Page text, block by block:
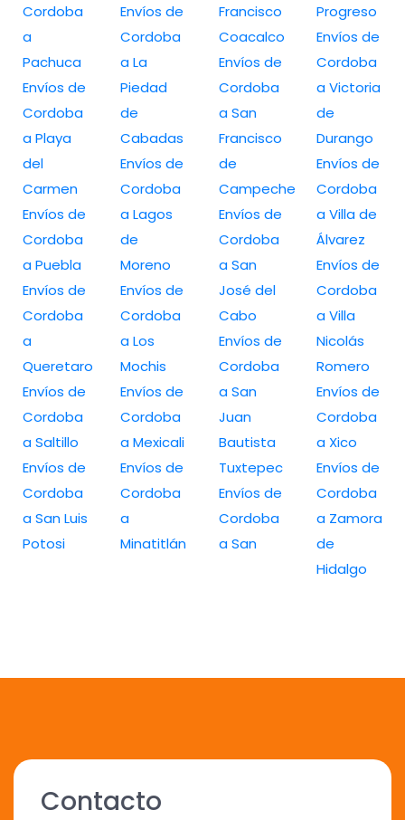
Cordoba
a
Pachuca
Envíos de
Cordoba
a Playa
del
Carmen
Envíos de
Cordoba
a Puebla
Envíos de
Cordoba
a
Queretaro
Envíos de
Cordoba
a Saltillo
Envíos de
Cordoba
a San Luis
Potosi
Envíos de
Cordoba
a La
Piedad
de
Cabadas
Envíos de
Cordoba
a Lagos
de
Moreno
Envíos de
Cordoba
a Los
Mochis
Envíos de
Cordoba
a Mexicali
Envíos de
Cordoba
a
Minatitlán
Francisco
Coacalco
Envíos de
Cordoba
a San
Francisco
de
Campeche
Envíos de
Cordoba
a San
José del
Cabo
Envíos de
Cordoba
a San
Juan
Bautista
Tuxtepec
Envíos de
Cordoba
a San
Progreso
Envíos de
Cordoba
a Victoria
de
Durango
Envíos de
Cordoba
a Villa de
Álvarez
Envíos de
Cordoba
a Villa
Nicolás
Romero
Envíos de
Cordoba
a Xico
Envíos de
Cordoba
a Zamora
de
Hidalgo
Contacto